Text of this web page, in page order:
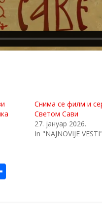
Снима се филм и
Светом Сави
27. јануар 2026.
In "NAJNOVIJE VESTI"